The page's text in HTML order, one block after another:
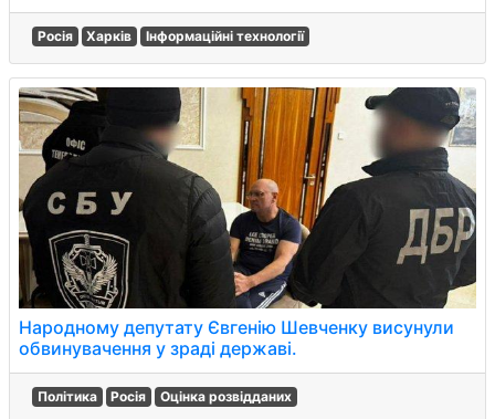
Росія Харків Інформаційні технології
Народному депутату Євгенію Шевченку висунули
обвинувачення у зраді державі.
Політика Росія Оцінка розвідданих